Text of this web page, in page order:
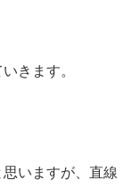
きます。
いますが、直線